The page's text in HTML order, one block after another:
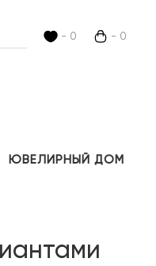
- 0 - 0
ЮВЕЛИРНЫЙ ДОМ